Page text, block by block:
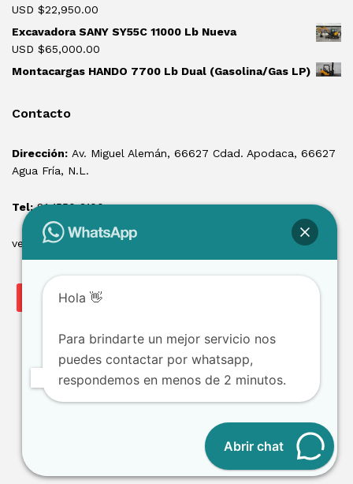
USD $22,950.00
Excavadora SANY SY55C 11000 Lb Nueva
USD $65,000.00
Montacargas HANDO 7700 Lb Dual (Gasolina/Gas LP)
Contacto
Dirección: Av. Miguel Alemán, 66627 Cdad. Apodaca, 66627
Agua Fría, N.L.
Tel:81 1550 3100
ventas@losmontacargas.mx
Copyright © 2025 Los Montacargas RTE
Hola 👋
Para brindarte un mejor servicio nos
puedes contactar por whatsapp,
respondemos en menos de 2 minutos.
Abrir chat